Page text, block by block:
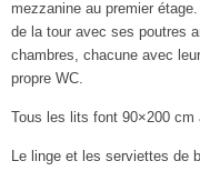
mezzanine au premier
de la tour avec ses poutres
chambres, chacune avec
propre WC.
Tous les lits font 90×200
Le linge et les serviettes de